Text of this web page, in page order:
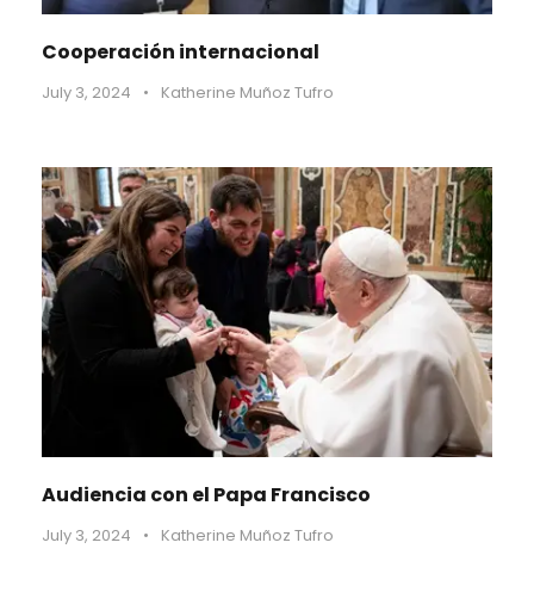
Cooperación internacional
July 3, 2024 • Katherine Muñoz Tufro
Audiencia con el Papa Francisco
July 3, 2024 • Katherine Muñoz Tufro